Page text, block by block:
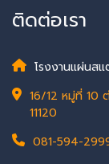
ติดต่อเรา
โรงงานแผ่นส
16/12 หมู่ที่ 10
11120
081-594-